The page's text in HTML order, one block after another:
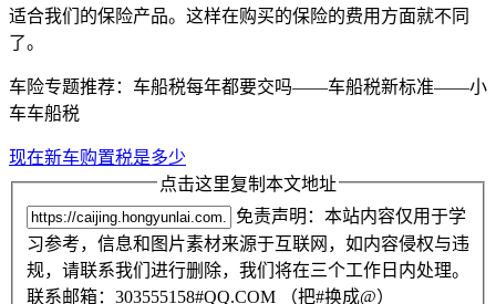
适合我们的保险产品。这样在购买的保险的费用方面就不同
了。
车险专题推荐：车船税每年都要交吗——车船税新标准——小
车车船税
现在新车购置税是多少
点击这里复制本文地址
免责声明：本站内容仅用于学
习参考，信息和图片素材来源于互联网，如内容侵权与违
规，请联系我们进行删除，我们将在三个工作日内处理。
联系邮箱：303555158#QQ.COM （把#换成@）